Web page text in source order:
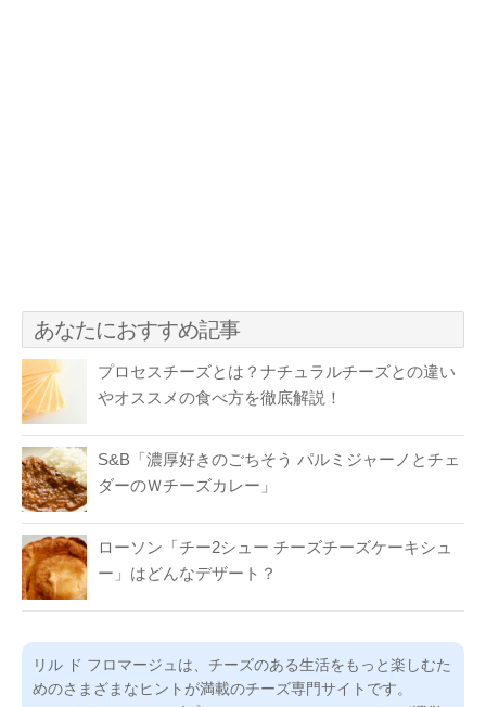
あなたにおすすめ記事
プロセスチーズとは？ナチュラルチーズとの違い
やオススメの食べ方を徹底解説！
S&B「濃厚好きのごちそう パルミジャーノとチェ
ダーのＷチーズカレー」
ローソン「チー2シュー チーズチーズケーキシュ
ー」はどんなデザート？
リル ド フロマージュは、チーズのある生活をもっと楽しむた
めのさまざまなヒントが満載のチーズ専門サイトです。